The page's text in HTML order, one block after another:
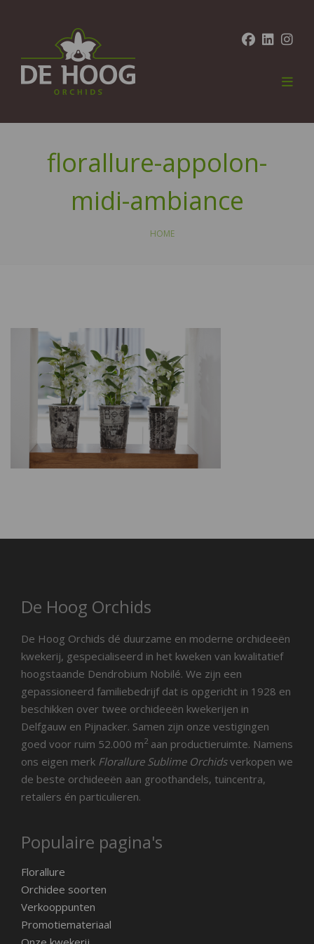
florallure-appolon-
midi-ambiance
HOME
De Hoog Orchids
De Hoog Orchids dé duurzame en moderne orchideeën
kwekerij, gespecialiseerd in het kweken van kwalitatief
hoogstaande Dendrobium Nobilé. We zijn een
gepassioneerd familiebedrijf dat is opgericht in 1928 en
beschikken over twee orchideeën kwekerijen in
Delfgauw en Pijnacker. Samen zijn onze vestigingen
goed voor ruim 52.000 m2 aan productieruimte. Namens
ons eigen merk Florallure Sublime Orchidsverkopen we
de beste orchideeën aan groothandels, tuincentra,
retailers én particulieren.
Populaire pagina's
Florallure
Orchidee soorten
Verkooppunten
Promotiemateriaal